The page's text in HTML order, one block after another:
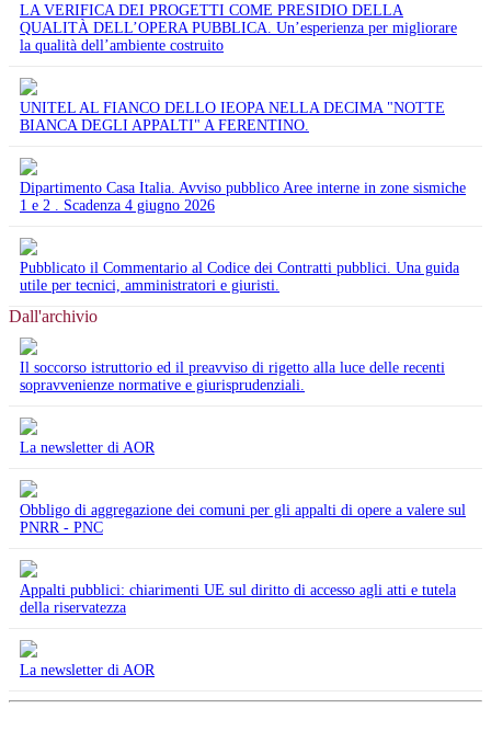
LA VERIFICA DEI PROGETTI COME PRESIDIO DELLA
QUALITÀ DELL’OPERA PUBBLICA. Un’esperienza per migliorare
la qualità dell’ambiente costruito
UNITEL AL FIANCO DELLO IEOPA NELLA DECIMA "NOTTE
BIANCA DEGLI APPALTI" A FERENTINO.
Dipartimento Casa Italia. Avviso pubblico Aree interne in zone sismiche
1 e 2 . Scadenza 4 giugno 2026
Pubblicato il Commentario al Codice dei Contratti pubblici. Una guida
utile per tecnici, amministratori e giuristi.
Dall'archivio
Il soccorso istruttorio ed il preavviso di rigetto alla luce delle recenti
sopravvenienze normative e giurisprudenziali.
La newsletter di AOR
Obbligo di aggregazione dei comuni per gli appalti di opere a valere sul
PNRR - PNC
Appalti pubblici: chiarimenti UE sul diritto di accesso agli atti e tutela
della riservatezza
La newsletter di AOR